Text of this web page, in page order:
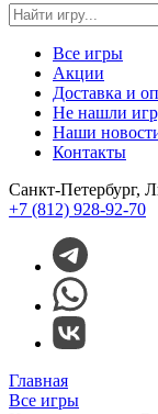
Все игры
Акции
Доставка и
Не нашли
Наши
Контакты
Санкт-Петербург,
+7 (812) 928-92-70
Главная
Все игры